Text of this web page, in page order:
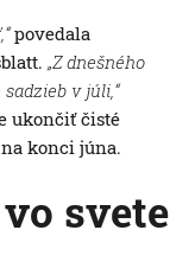
povedala
„Z dnešného
v júli,“
ukončiť čisté
konci júna.
svete